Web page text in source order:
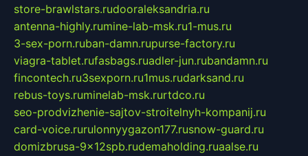
store-brawlstars.rudooraleksandria.ru
antenna-highly.rumine-lab-msk.ru1-mus.ru
3-sex-porn.ruban-damn.rupurse-factory.ru
viagra-tablet.rufasbags.ruadler-jun.rubandamn.ru
fincontech.ru3sexporn.ru1mus.rudarksand.ru
rebus-toys.ruminelab-msk.rurtdco.ru
seo-prodvizhenie-sajtov-stroitelnyh-kompanij.ru
card-voice.rurulonnyygazon177.rusnow-guard.ru
domizbrusa-9x12spb.rudemaholding.ruaalse.ru